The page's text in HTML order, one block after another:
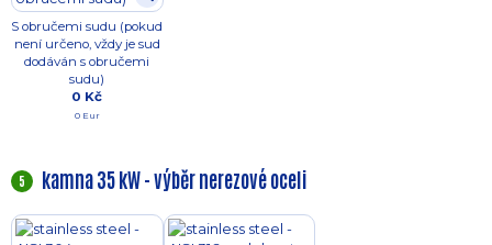
S obručemi sudu (pokud
není určeno, vždy je sud
dodáván s obručemi
sudu)
0 Kč
0 Eur
5 kamna 35 kW - výběr nerezové oceli